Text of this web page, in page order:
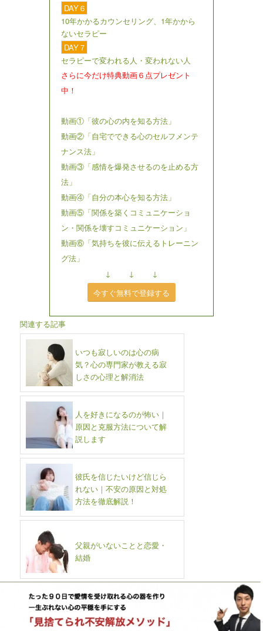
DAY６
10年かかるカウンセリング、1年かから
ないセラピー
DAY７
セラピーで変われる人・変われない人
さらに今だけ特典動画６点プレゼント
中！
動画①「彼の心の内を知る方法」
動画②「自宅でできる心のセルフメンテ
ナンス法」
動画③「感情を爆発させるのを止める方
法」
動画④「自分の本心を知る方法」
動画⑤「関係を築くコミュニケーショ
ン・関係を壊すコミュニケーション」
動画⑥「気持ちを彼に伝えるトレーニン
グ法」
↓ ↓ ↓
今すぐ無料で登録する
関連する記事
いつも寂しいのは心の病
気？心の専門家が教える寂
しさの心理と解消法
人を好きになるのが怖い｜
原因と克服方法について解
説します
彼氏を信じたいけど信じら
れない｜不安の原因と対処
方法を徹底解説！
父親がいないことと恋愛・
結婚